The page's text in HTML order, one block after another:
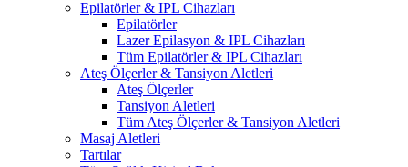
Epilatörler & IPL Cihazları
Epilatörler
Lazer Epilasyon & IPL Cihazları
Tüm Epilatörler & IPL Cihazları
Ateş Ölçerler & Tansiyon Aletleri
Ateş Ölçerler
Tansiyon Aletleri
Tüm Ateş Ölçerler & Tansiyon Aletleri
Masaj Aletleri
Tartılar